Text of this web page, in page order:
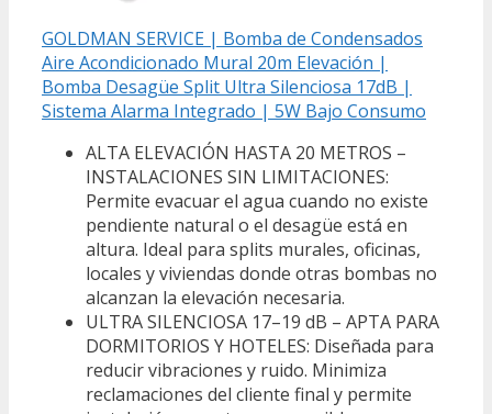
GOLDMAN SERVICE | Bomba de Condensados
Aire Acondicionado Mural 20m Elevación |
Bomba Desagüe Split Ultra Silenciosa 17dB |
Sistema Alarma Integrado | 5W Bajo Consumo
ALTA ELEVACIÓN HASTA 20 METROS –
INSTALACIONES SIN LIMITACIONES:
Permite evacuar el agua cuando no existe
pendiente natural o el desagüe está en
altura. Ideal para splits murales, oficinas,
locales y viviendas donde otras bombas no
alcanzan la elevación necesaria.
ULTRA SILENCIOSA 17–19 dB – APTA PARA
DORMITORIOS Y HOTELES: Diseñada para
reducir vibraciones y ruido. Minimiza
reclamaciones del cliente final y permite